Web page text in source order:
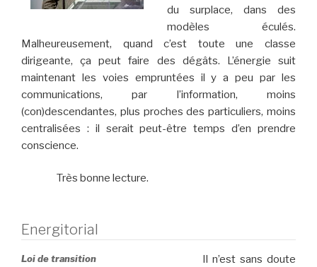
du surplace, dans des
modèles éculés.
Malheureusement, quand c’est toute une classe
dirigeante, ça peut faire des dégâts. L’énergie suit
maintenant les voies empruntées il y a peu par les
communications, par l’information, moins
(con)descendantes, plus proches des particuliers, moins
centralisées : il serait peut-être temps d’en prendre
conscience.
Très bonne lecture.
Energitorial
Loi de transition
Il n’est sans doute